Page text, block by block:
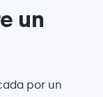
un
por un